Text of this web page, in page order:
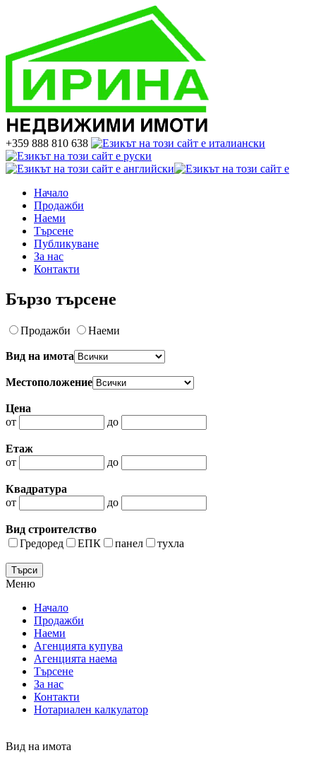
+359 888 810 638
Начало
Продажби
Наеми
Търсене
Публикуване
За нас
Контакти
Бързо търсене
Продажби Наеми
Вид на имота
Местоположение
Цена
от
до
Етаж
от
до
Квадратура
от
до
Вид строителство
Гредоред
ЕПК панел тухла
Меню
Начало
Продажби
Наеми
Агенцията купува
Агенцията наема
Търсене
За нас
Контакти
Нотариален калкулатор
Вид на имота